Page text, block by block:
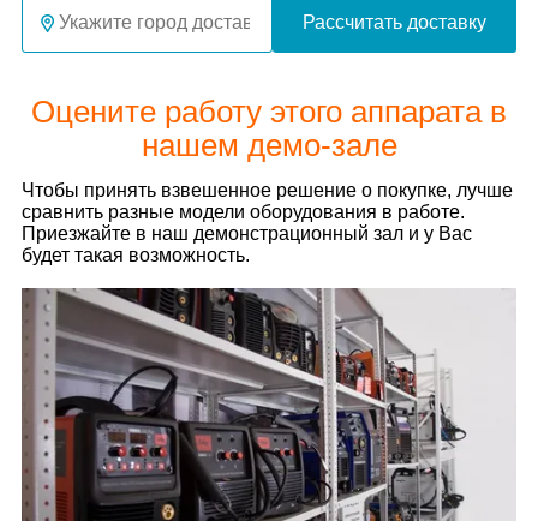
Рассчитать доставку
Оцените работу этого аппарата в
нашем демо-зале
Чтобы принять взвешенное решение о покупке, лучше
сравнить разные модели оборудования в работе.
Приезжайте в наш демонстрационный зал и у Вас
будет такая возможность.